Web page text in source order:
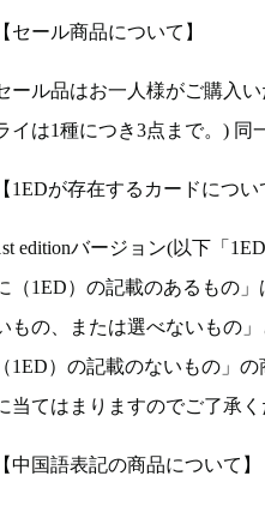
【セール商品について】
ール品はお一人様がご購入
イは1種につき3点まで。) 同
【1EDが存在するカードについ
editionバージョン(以下「
（1ED）の記載のあるもの
もの、または選べないもの
（1ED）の記載のないもの」
当てはまりますのでご了承く
【中国語表記の商品について】